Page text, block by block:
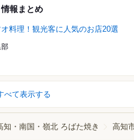
報まとめ
料理！観光客に人気のお店20選
べて表示する
知・南国・嶺北 ろばた焼き 高知